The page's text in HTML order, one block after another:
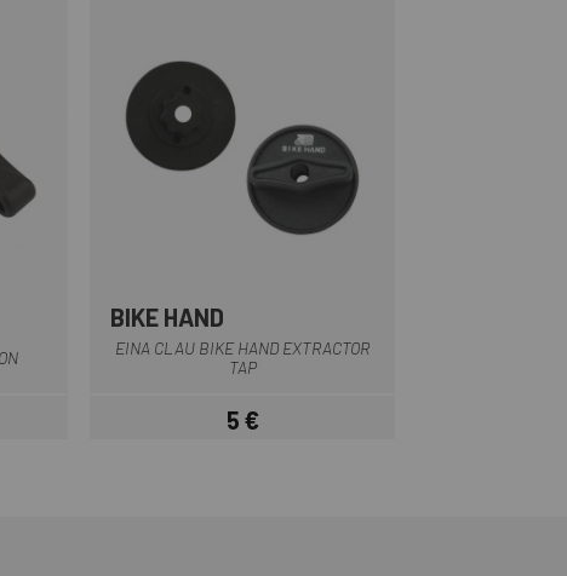
BIKE HAND
EINA CLAU BIKE HAND EXTRACTOR
TAP
Preu
5 €